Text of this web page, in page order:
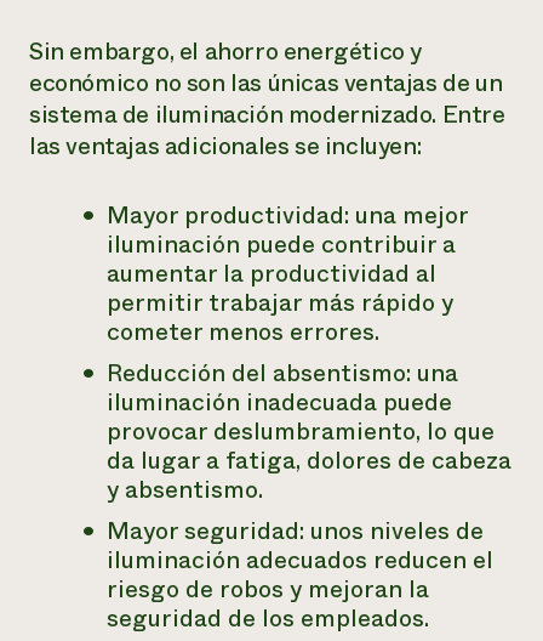
Sin embargo, el ahorro energético y
económico no son las únicas ventajas de un
sistema de iluminación modernizado. Entre
las ventajas adicionales se incluyen:
Mayor productividad: una mejor
iluminación puede contribuir a
aumentar la productividad al
permitir trabajar más rápido y
cometer menos errores.
Reducción del absentismo: una
iluminación inadecuada puede
provocar deslumbramiento, lo que
da lugar a fatiga, dolores de cabeza
y absentismo.
Mayor seguridad: unos niveles de
iluminación adecuados reducen el
riesgo de robos y mejoran la
seguridad de los empleados.